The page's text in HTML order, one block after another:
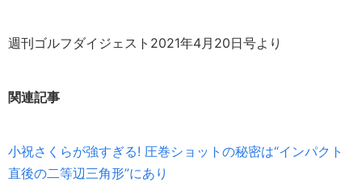
週刊ゴルフダイジェスト2021年4月20日号より
関連記事
小祝さくらが強すぎる! 圧巻ショットの秘密は“インパクト
直後の二等辺三角形”にあり